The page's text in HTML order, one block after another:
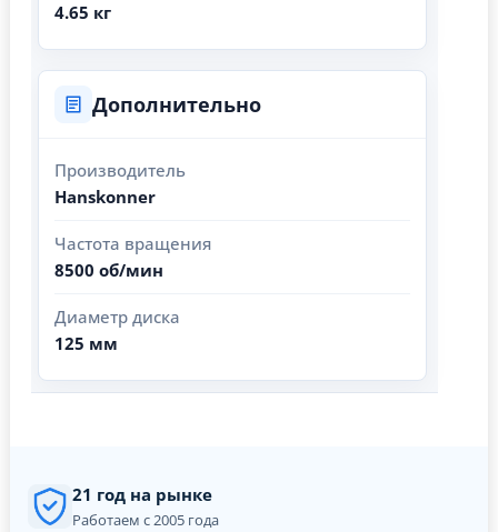
4.65 кг
Дополнительно
Производитель
Hanskonner
Частота вращения
8500 об/мин
Диаметр диска
125 мм
21 год на рынке
Работаем с 2005 года